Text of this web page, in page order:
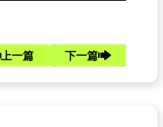
上一篇 下一篇